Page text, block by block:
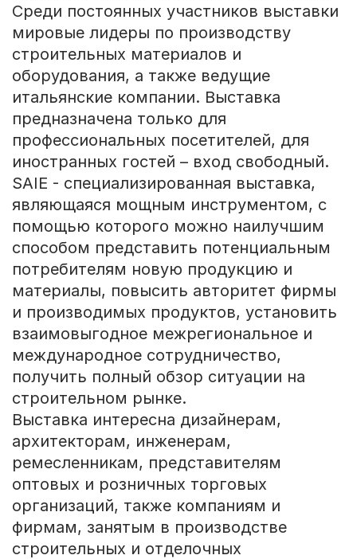
Среди постоянных участников выставки
мировые лидеры по производству
строительных материалов и
оборудования, а также ведущие
итальянские компании. Выставка
предназначена только для
профессиональных посетителей, для
иностранных гостей – вход свободный.
SAIE - специализированная выставка,
являющаяся мощным инструментом, с
помощью которого можно наилучшим
способом представить потенциальным
потребителям новую продукцию и
материалы, повысить авторитет фирмы
и производимых продуктов, установить
взаимовыгодное межрегиональное и
международное сотрудничество,
получить полный обзор ситуации на
строительном рынке.
Выставка интересна дизайнерам,
архитекторам, инженерам,
ремесленникам, представителям
оптовых и розничных торговых
организаций, также компаниям и
фирмам, занятым в производстве
строительных и отделочных